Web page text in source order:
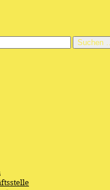
Suchen …